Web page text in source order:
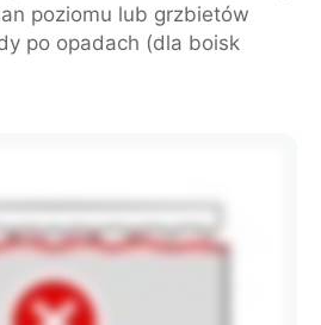
poziomu lub grzbietów
po opadach (dla boisk